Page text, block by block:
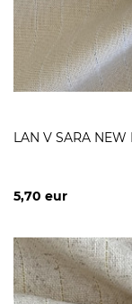
LAN V SARA
5,70 eur